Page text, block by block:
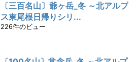
〔三百名山〕爺ヶ岳_冬 ～北アルプ
ス東尾根日帰りシリ...
226件のビュー